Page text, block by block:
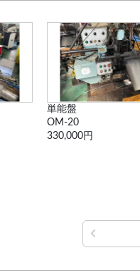
単能盤
OM-20
330,000円